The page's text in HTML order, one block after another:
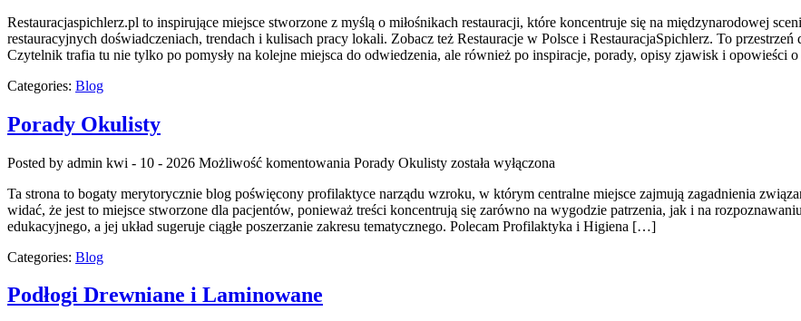
Restauracjaspichlerz.pl to inspirujące miejsce stworzone z myślą o miłośnikach restauracji, które koncentruje się na międzynarodowej
restauracyjnych doświadczeniach, trendach i kulisach pracy lokali. Zobacz też Restauracje w Polsce i RestauracjaSpichlerz. To
Czytelnik trafia tu nie tylko po pomysły na kolejne miejsca do odwiedzenia, ale również po inspiracje, porady, opisy zjawisk i opowieści
Categories: Blog
Porady Okulisty
Posted by admin kwi - 10 - 2026 Możliwość komentowania Porady Okulisty została wyłączona
Ta strona to bogaty merytorycznie blog poświęcony profilaktyce narządu wzroku, w którym centralne miejsce zajmują zagadnienia
widać, że jest to miejsce stworzone dla pacjentów, ponieważ treści koncentrują się zarówno na wygodzie patrzenia, jak i na
edukacyjnego, a jej układ sugeruje ciągłe poszerzanie zakresu tematycznego. Polecam Profilaktyka i Higiena […]
Categories: Blog
Podłogi Drewniane i Laminowane